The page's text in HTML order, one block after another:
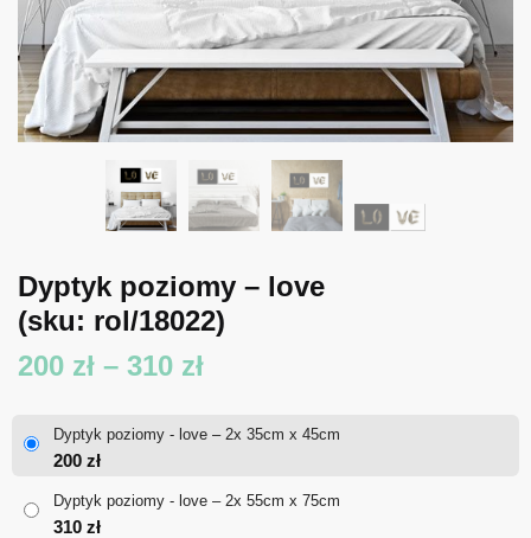
Dyptyk poziomy – love
(sku: rol/18022)
200 zł – 310 złZakres
200 zł
Dyptyk poziomy - love – 2x 35cm x 45cm
200 zł
Dyptyk poziomy - love – 2x 55cm x 75cm
310 zł